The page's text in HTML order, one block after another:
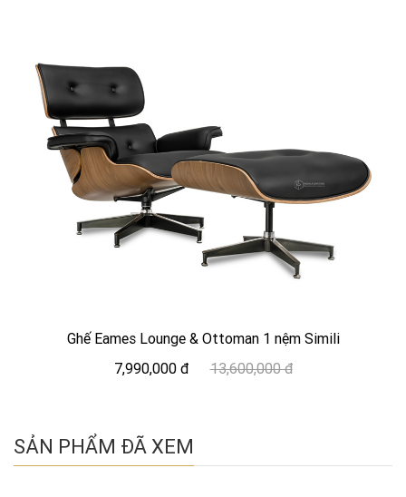
Ghế Eames Lounge & Ottoman 1 nệm Simili
7,990,000 đ
13,600,000 đ
SẢN PHẨM ĐÃ XEM